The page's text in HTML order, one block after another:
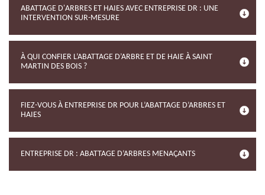
ABATTAGE D'ARBRES ET HAIES AVEC ENTREPRISE DR : UNE
INTERVENTION SUR-MESURE
À QUI CONFIER L’ABATTAGE D’ARBRE ET DE HAIE À SAINT
MARTIN DES BOIS ?
FIEZ-VOUS À ENTREPRISE DR POUR L’ABATTAGE D’ARBRES ET
HAIES
ENTREPRISE DR : ABATTAGE D’ARBRES MENAÇANTS